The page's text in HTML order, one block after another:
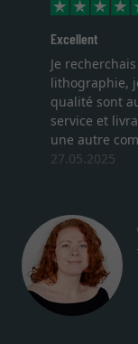
Excellent
Je recherchais
lithographie, je
qualité sont au
service et
une autre
27.05.2025